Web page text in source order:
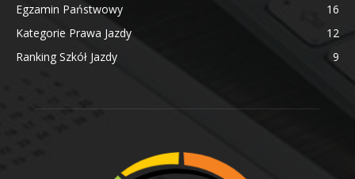
Egzamin Państwowy
16
Kategorie Prawa Jazdy
12
Ranking Szkół Jazdy
9